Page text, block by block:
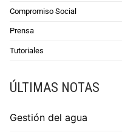
Compromiso Social
Prensa
Tutoriales
ÚLTIMAS NOTAS
Gestión del agua